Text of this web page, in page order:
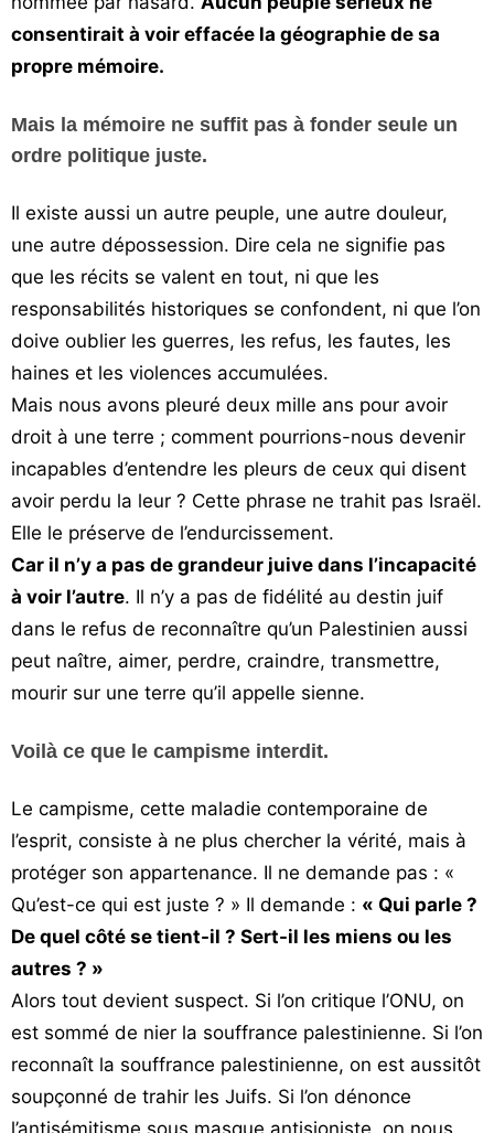
consentirait à voir effacée la géographie de sa
propre mémoire.
Mais la mémoire ne suffit pas à fonder seule un
ordre politique juste.
Il existe aussi un autre peuple, une autre douleur,
une autre dépossession. Dire cela ne signifie pas
que les récits se valent en tout, ni que les
responsabilités historiques se confondent, ni que l’on
doive oublier les guerres, les refus, les fautes, les
haines et les violences accumulées.
Mais nous avons pleuré deux mille ans pour avoir
droit à une terre ; comment pourrions-nous devenir
incapables d’entendre les pleurs de ceux qui disent
avoir perdu la leur ? Cette phrase ne trahit pas Israël.
Elle le préserve de l’endurcissement.
Car il n’y a pas de grandeur juive dans l’incapacité
à voir l’autre. Il n’y a pas de fidélité au destin juif
dans le refus de reconnaître qu’un Palestinien aussi
peut naître, aimer, perdre, craindre, transmettre,
mourir sur une terre qu’il appelle sienne.
Voilà ce que le campisme interdit.
Le campisme, cette maladie contemporaine de
l’esprit, consiste à ne plus chercher la vérité, mais à
protéger son appartenance. Il ne demande pas : «
Qu’est-ce qui est juste ? » Il demande : « Qui parle ?
De quel côté se tient-il ? Sert-il les miens ou les
autres ? »
Alors tout devient suspect. Si l’on critique l’ONU, on
est sommé de nier la souffrance palestinienne. Si l’on
reconnaît la souffrance palestinienne, on est aussitôt
soupçonné de trahir les Juifs. Si l’on dénonce
l’antisémitisme sous masque antisioniste, on nous